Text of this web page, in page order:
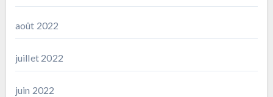
août 2022
juillet 2022
juin 2022